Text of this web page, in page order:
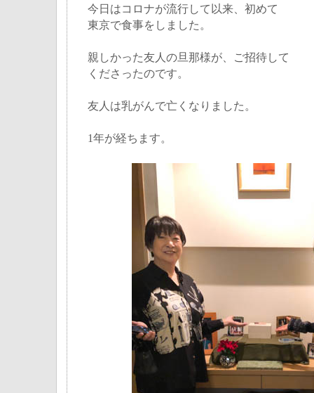
今日はコロナが流行して以来、初めて
東京で食事をしました。
親しかった友人の旦那様が、ご招待して
くださったのです。
友人は乳がんで亡くなりました。
1年が経ちます。